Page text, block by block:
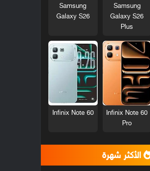
Samsung
Galaxy S26
Plus
Samsung
Galaxy S26
Infinix Note 60
Pro
Infinix Note 60
الأكثر شهرة